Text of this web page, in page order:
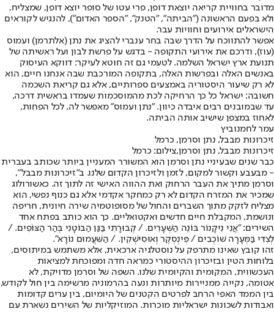
מדובר בחוויית קריאה יוצאת דופן, פרי עטו של סופר יוצא דופן, שמצליח,
ולא בפעם הראשונה ("הביתה", "הטנק", "הספר האדום"), להנגיש לקוראים
הישראלים אירועים וחוויות עבר.
אפשר להתווכח על הדרך שבה בחר ענברי להציג את נתן (אלתרמן) ועמוס
(עוז), ודרכם את אירועי התקופה - בדגש על פרשת לבון ועל ראשיתה של
תנועת ארץ ישראל השלמה. לטעמי גם זה חוטא לעיקר: דווקא העיסוק
באנשים האלה ובפרשות האלה, בתקופה המורכבת שבה אנחנו חיים, הוא
לא רק שיעור היסטוריה באמצעים ספרותיים, אלא גם קריאת השכמה
חשובה: ישראל כל כך הרחיקה לכת מהמוסכמות שעמדו בראשית דרכה,
עד שבמובנים רבים איבדה כיוון. "נתן ועמוס" מאפשר לה, לכל הפחות,
לאחוז במצפן שישיב אותה הביתה.
עמר לחמנוביץ
זיכרונות מבבל, נתן וסרמן, כרמל
זיכרונות מבבל, נתן וסרמן,צילום: כרמל
כבר שנים שבעיניי נתן וסרמן הוא המשורר המעניין ביותר שכותב בעברית
- מבעבע וקשור למקום, לזמן ולזיכרון הקדום שלנו. ב"זיכרונות מבבל",
וסרמן מתיך את העבר הרחוק ואת ההווה האישי זה לתוך זה. כאשורולוג
שמכיר את המזרח הקדום לא רק כמחקר אקדמי אלא גם כנוף נפשי, הוא
מצליח לזקק מתוך השברים והחול של מסופוטמיה שירה חיונית, חריפה
ונושמת, המקבלת חיים חדשים ואקטואליים. כך הוא כותב בפתח אחד
השירים: "אֲנִי נִיקָנוֹר בּוֹנֵה הַשְּׁעָרִים. / קְבוּרָתִי בַּגַּן הַבּוֹטָנִי בְּהַר הַצּוֹפִים. /
לְצִדִּי בַּמְּעָרָה שׁוֹכְבִים / פִּינְסְקֶר וְאוּסִישְׁקִין. / הַשִּׁעֲמוּם נוֹרָא".
זהו קובץ שאינו מתרפק על נוסטלגיה ארכאית, אלא משתמש במיתוסים,
בלוחות הטין ובזיכרון ההיסטורי כמראה חדה ומפוכחת למציאות
העכשווית, המקומית והקיומית שלנו. השפה של וסרמן מדויקת, לא
אטומה, נקייה ממניירות מיותרות ונעה בהרמוניה מרשימה בין חול לקודש,
בין הממד האפי הרחב לפרטים הקטנים של היומיום, בין ערים קדומות
ואבודות לשכונות ישראליות מוכרות. המוזיקליות של השירים נשארת עם